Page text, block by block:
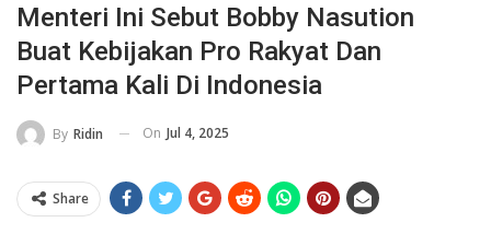
Menteri Ini Sebut Bobby Nasution
Buat Kebijakan Pro Rakyat Dan
Pertama Kali Di Indonesia
By Ridin On Jul 4, 2025
Share